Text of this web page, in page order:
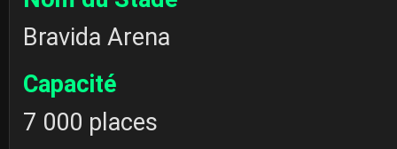
Bravida Arena
Capacité
7 000 places